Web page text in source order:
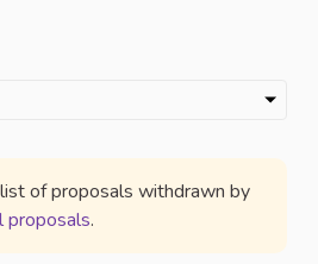
of proposals withdrawn by
proposals.